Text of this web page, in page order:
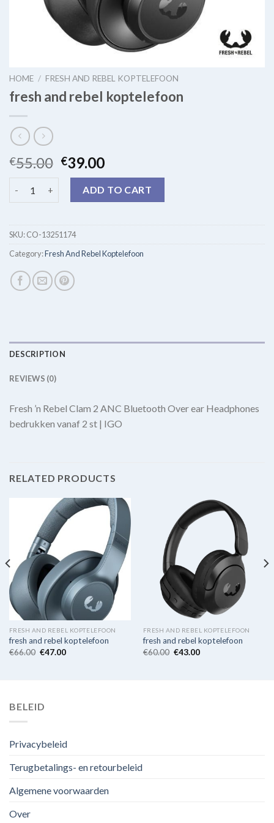
HOME / FRESH AND REBEL KOPTELEFOON
fresh and rebel koptelefoon
€55.00 €39.00
fresh and rebel koptelefoon quantity
ADD TO CART
SKU:CO-13251174
Category:Fresh And Rebel Koptelefoon
DESCRIPTION
REVIEWS (0)
Fresh ’n Rebel Clam 2 ANC Bluetooth Over ear Headphones
bedrukken vanaf 2 st | IGO
RELATED PRODUCTS
FRESH AND REBEL KOPTELEFOON
fresh and rebel koptelefoon
€66.00 €47.00
FRESH AND REBEL KOPTELEFOON
fresh and rebel koptelefoon
€60.00 €43.00
BELEID
Privacybeleid
Terugbetalings- en retourbeleid
Algemene voorwaarden
Over